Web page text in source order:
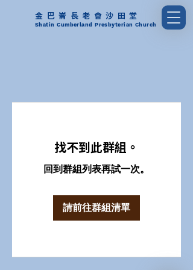
金巴崙長老會沙田堂
Shatin Cumberland Presbyterian Church
找不到此群組。
回到群組列表再試一次。
請前往群組清單